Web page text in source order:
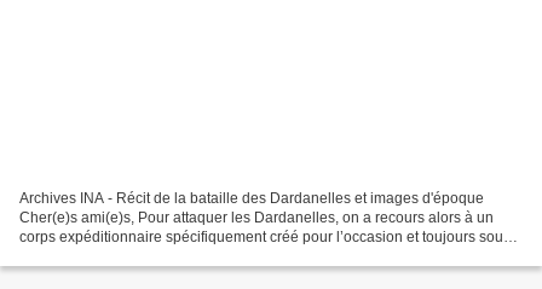
Archives INA - Récit de la bataille des Dardanelles et images d'époque
Cher(e)s ami(e)s, Pour attaquer les Dardanelles, on a recours alors à un
corps expéditionnaire spécifiquement créé pour l’occasion et toujours sous